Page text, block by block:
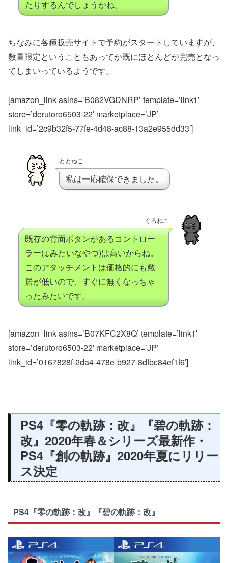
たりするんでしょうかね。
ちなみに各種販売サイトで予約がスタートしていますが、
数量限定ということもあってか既にほとんどが完売となっ
てしまいっているようです。
[amazon_link asins=’B082VGDNRP’ template=’link1′
store=’derutoro6503-22′ marketplace=’JP’
link_id=’2c9b32f5-77fe-4d48-ac88-13a2e955dd33′]
ととねこ
私は一応確保できました。
くろねこ
既存の背面ボタンがあるコントロー
ラー(↓みたいなやつ)は高いからね。
このアタッチメントは価格的にも敷
居が低いので、すぐに無くなっちゃ
ったみたいです。
[amazon_link asins=’B07KFC2X8Q’ template=’link1′
store=’derutoro6503-22′ marketplace=’JP’
link_id=’0167828f-2da4-478e-b927-8dfbc84ef1f6′]
PS4『零の軌跡：改』『碧の軌跡：
改』2020年春＆シリーズ最新作・
PS4『創の軌跡』2020年夏にリリー
ス決定
PS4『零の軌跡：改』『碧の軌跡：改』